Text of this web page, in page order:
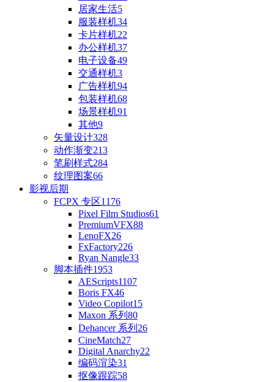
居家生活5
服装样机34
卡片样机22
办公样机37
电子设备49
交通样机3
广告样机94
包装样机68
场景样机91
其他9
矢量设计328
动作渐变213
笔刷样式284
纹理图案66
影视后期
FCPX 专区1176
Pixel Film Studios61
PremiumVFX88
LenoFX26
FxFactory226
Ryan Nangle33
脚本插件1953
AEScripts1107
Boris FX46
Video Copilot15
Maxon 系列 80
Dehancer 系列 26
CineMatch27
Digital Anarchy22
编码渲染31
抠像跟踪58